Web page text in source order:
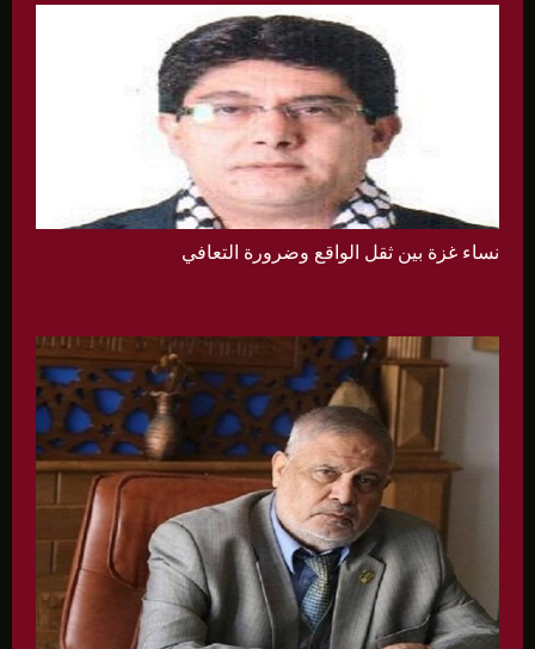
نساء غزة بين ثقل الواقع وضرورة التعافي